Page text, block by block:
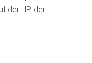
der HP der